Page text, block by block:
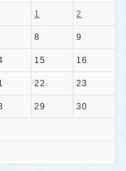
1 2
8 9
15 16
22 23
29 30